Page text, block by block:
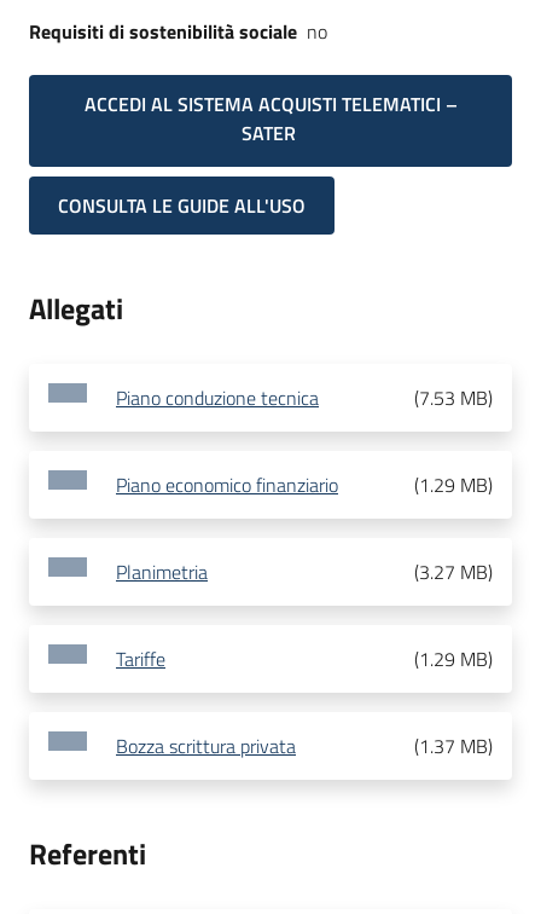
Requisiti di sostenibilità sociale no
ACCEDI AL SISTEMA ACQUISTI TELEMATICI –
SATER
CONSULTA LE GUIDE ALL'USO
Allegati
Piano conduzione tecnica (7.53 MB)
Piano economico finanziario (1.29 MB)
Planimetria (3.27 MB)
Tariffe (1.29 MB)
Bozza scrittura privata (1.37 MB)
Referenti